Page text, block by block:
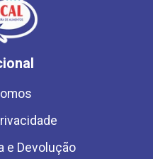
e Devolução